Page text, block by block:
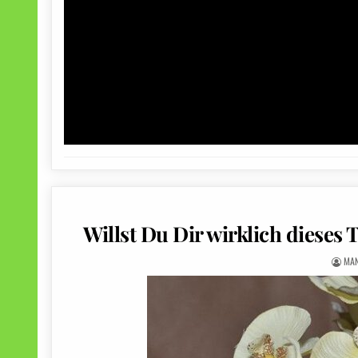
Willst Du Dir wirklich dieses